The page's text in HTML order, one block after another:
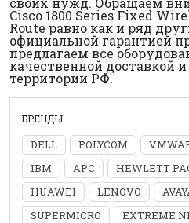
Cisco 1800 Series Fixed
Route равно как и ряд
официальной гарантией
предлагаем все
качественной доставкой
территории РФ.
БРЕНДЫ
DELL POLYCOM
IBM
APC HEWLETT
HUAWEI
LENOVO
SUPERMICRO
EXTREME